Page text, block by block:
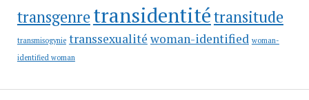
transgenretransidentitétransitude
transmisogynie transsexualité woman-identified woman-
identified woman